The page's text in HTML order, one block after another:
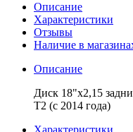
Описание
Характеристики
Отзывы
Наличие в
Описание
Диск 18"х2,15
T2 (с 2014 года)